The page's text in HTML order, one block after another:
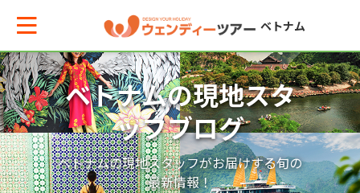
ベトナム
ベトナムの現地スタ
ッフブログ
ベトナムの現地スタッフがお届けする旬の
最新情報！
メインメニューへ戻る
アからお役立ち情報を探す